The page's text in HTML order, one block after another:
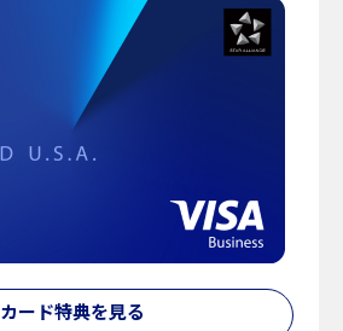
カード特典を見る